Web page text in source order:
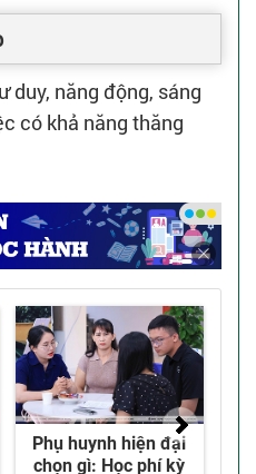
duy, năng động, sáng
có khả năng thăng